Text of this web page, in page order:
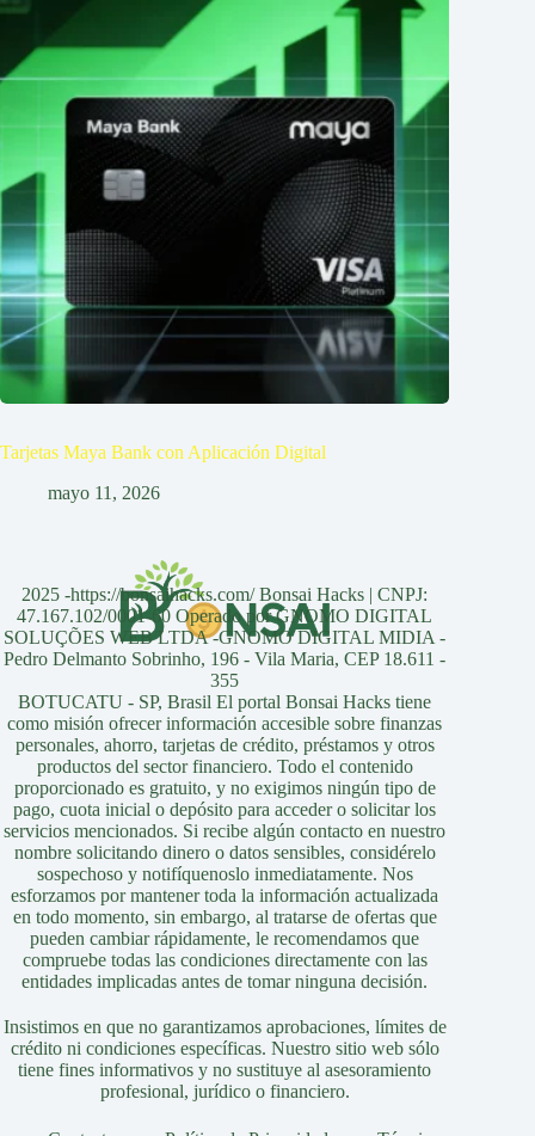
Tarjetas Maya Bank con Aplicación Digital
mayo 11, 2026
2025 -https://bonsaihacks.com/ Bonsai Hacks | CNPJ:
47.167.102/0001-60 Operado por GNOMO DIGITAL
SOLUÇÕES WEB LTDA -GNOMO DIGITAL MIDIA -
Pedro Delmanto Sobrinho, 196 - Vila Maria, CEP 18.611 -
355
BOTUCATU - SP, Brasil El portal Bonsai Hacks tiene
como misión ofrecer información accesible sobre finanzas
personales, ahorro, tarjetas de crédito, préstamos y otros
productos del sector financiero. Todo el contenido
proporcionado es gratuito, y no exigimos ningún tipo de
pago, cuota inicial o depósito para acceder o solicitar los
servicios mencionados. Si recibe algún contacto en nuestro
nombre solicitando dinero o datos sensibles, considérelo
sospechoso y notifíquenoslo inmediatamente. Nos
esforzamos por mantener toda la información actualizada
en todo momento, sin embargo, al tratarse de ofertas que
pueden cambiar rápidamente, le recomendamos que
compruebe todas las condiciones directamente con las
entidades implicadas antes de tomar ninguna decisión.
Insistimos en que no garantizamos aprobaciones, límites de
crédito ni condiciones específicas. Nuestro sitio web sólo
tiene fines informativos y no sustituye al asesoramiento
profesional, jurídico o financiero.